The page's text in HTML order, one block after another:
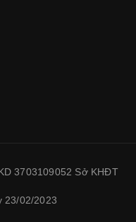
3703109052 Sở KHĐT
23/02/2023